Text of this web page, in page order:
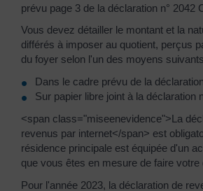
prévu page 3 de la déclaration n° 2042
Vous devez détailler le montant et la
différés à imposer au quotient, perçus
du foyer selon l'un des moyens
Dans le cadre prévu de la déclaration
Sur papier libre joint à la déclaration
<span class="miseenevidence">La
revenus par internet</span> est
résidence principale est équipée d'un
que vous êtes en mesure de faire votre
Pour l'année 2023, la déclaration de